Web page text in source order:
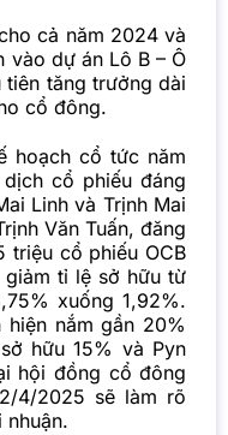
cả năm 2024 và
vào dự án Lô B – Ô
tăng trưởng dài
cổ đông.
hoạch cổ tức năm
cổ phiếu đáng
Linh và Trịnh Mai
Văn Tuấn, đăng
triệu cổ phiếu OCB
tỉ lệ sở hữu từ
xuống 1,92%.
hiện nắm gần 20%
hữu 15% và Pyn
hội đồng cổ đông
4/2025 sẽ làm rõ
nhuận.